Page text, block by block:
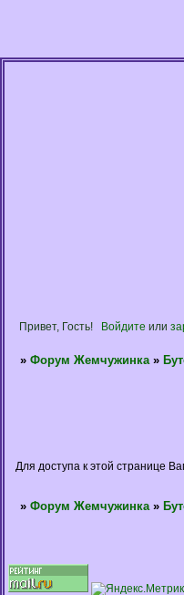
Привет, Гость! Войдите или
» Форум Жемчужинка »
Для доступа к этой странице
» Форум Жемчужинка »